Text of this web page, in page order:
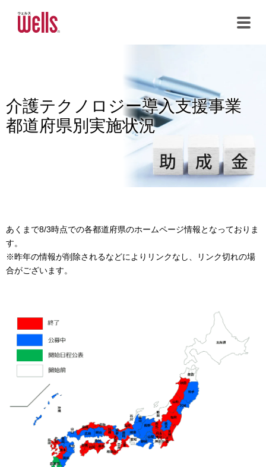
メインコンテンツまでスキップする
介護テクノロジー導入支援事業
都道府県別実施状況
あくまで8/3時点での各都道府県のホームページ情報となっておりま
す。
※昨年の情報が削除されるなどによりリンクなし、リンク切れの場
合がございます。